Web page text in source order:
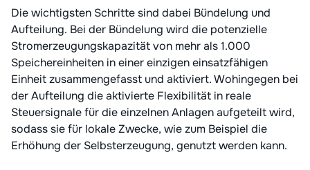
Die wichtigsten Schritte sind dabei Bündelung und
Aufteilung. Bei der Bündelung wird die potenzielle
Stromerzeugungskapazität von mehr als 1.000
Speichereinheiten in einer einzigen einsatzfähigen
Einheit zusammengefasst und aktiviert. Wohingegen bei
der Aufteilung die aktivierte Flexibilität in reale
Steuersignale für die einzelnen Anlagen aufgeteilt wird,
sodass sie für lokale Zwecke, wie zum Beispiel die
Erhöhung der Selbsterzeugung, genutzt werden kann.